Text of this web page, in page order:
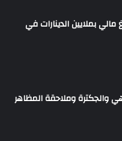
بملايين الدينارات في
والجكترة وملاحقة المظاهر